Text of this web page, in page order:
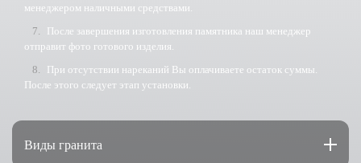
менеджером наличными средствами.
После завершения изготовления памятника наш менеджер
отправит фото готового изделия.
При отсутствии нареканий Вы оплачиваете остаток суммы.
После этого следует этап установки.
Виды гранита